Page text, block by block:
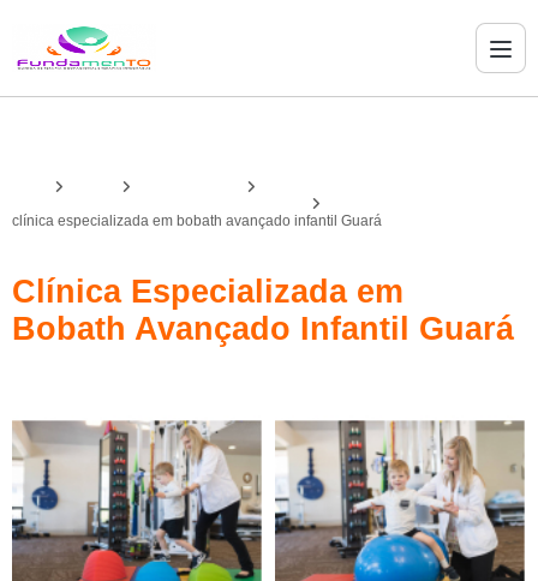
clínica especializada em bobath avançado infantil Guará
Clínica Especializada em
Bobath Avançado Infantil Guará